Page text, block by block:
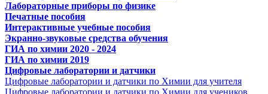
Лабораторные приборы по физике
Печатные пособия
Интерактивные учебные пособия
Экранно-звуковые средства обучения
ГИА по химии 2020 - 2024
ГИА по химии 2019
Цифровые лаборатории и датчики
Цифровые лаборатории и датчики по Химии для учителя
Цифровые лаборатории и датчики по Химии для учеников